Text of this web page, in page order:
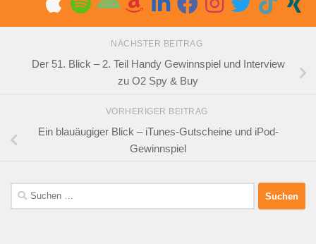
NÄCHSTER BEITRAG
Der 51. Blick – 2. Teil Handy Gewinnspiel und Interview
zu O2 Spy & Buy
VORHERIGER BEITRAG
Ein blauäugiger Blick – iTunes-Gutscheine und iPod-
Gewinnspiel
Suchen
nach: